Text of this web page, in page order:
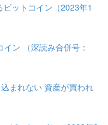
ットコイン（2023年1
ン （深読み合併号：
まれない 資産が買われ